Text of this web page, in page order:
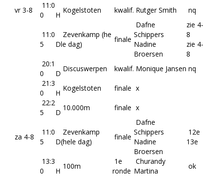
vr 3-8
11:0
0
H
Kogelstoten kwalif. Rutger Smith nq
11:0
5
D
Zevenkamp (he
le dag)
finale
Dafne
Schippers
Nadine
Broersen
zie 4-
8
zie 4-
8
20:1
0
D
Discuswerpen kwalif. Monique Jansen nq
21:3
0
H
Kogelstoten finale x
22:2
5
D
10.000m finale x
za 4-8
11:0
5
D
Zevenkamp
(hele dag)
finale
Dafne
Schippers
Nadine
Broersen
12e
13e
13:3
0
H
100m
1e
ronde
Churandy
Martina
ok